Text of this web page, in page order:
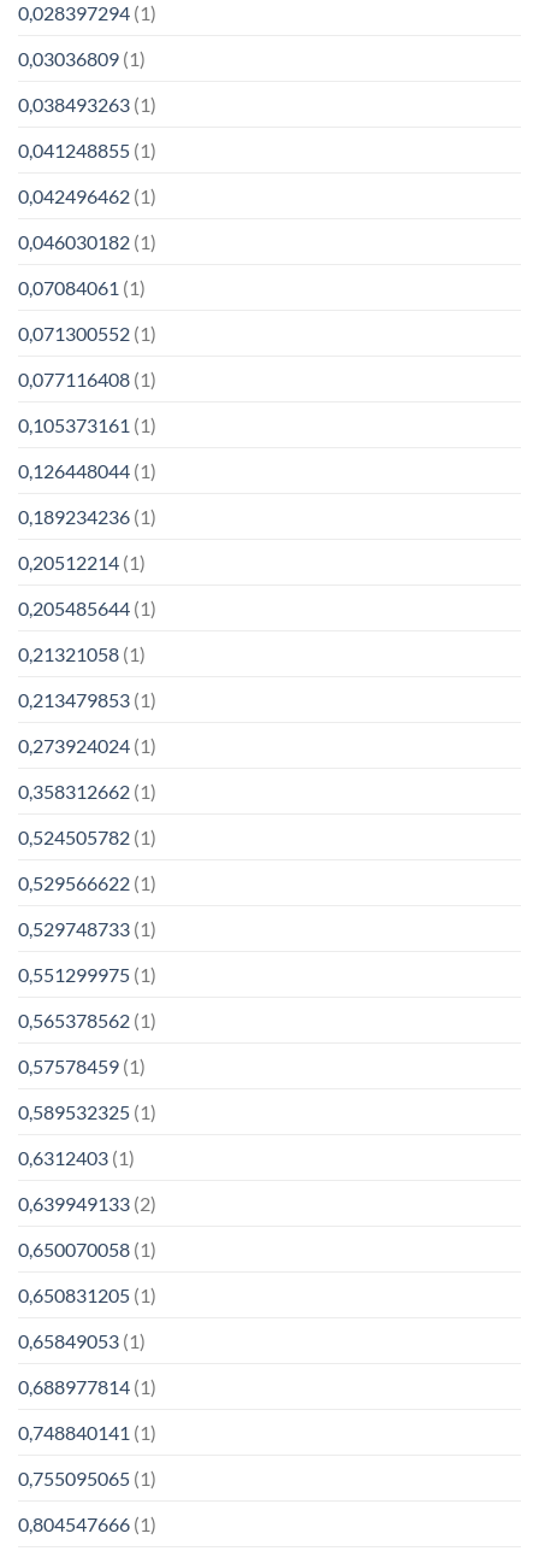
0,028397294 (1)
0,03036809 (1)
0,038493263 (1)
0,041248855 (1)
0,042496462 (1)
0,046030182 (1)
0,07084061 (1)
0,071300552 (1)
0,077116408 (1)
0,105373161 (1)
0,126448044 (1)
0,189234236 (1)
0,20512214 (1)
0,205485644 (1)
0,21321058 (1)
0,213479853 (1)
0,273924024 (1)
0,358312662 (1)
0,524505782 (1)
0,529566622 (1)
0,529748733 (1)
0,551299975 (1)
0,565378562 (1)
0,57578459 (1)
0,589532325 (1)
0,6312403 (1)
0,639949133 (2)
0,650070058 (1)
0,650831205 (1)
0,65849053 (1)
0,688977814 (1)
0,748840141 (1)
0,755095065 (1)
0,804547666 (1)